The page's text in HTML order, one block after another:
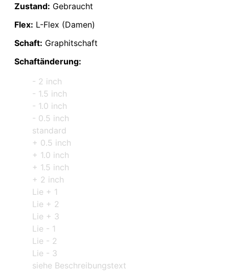
Zustand: Gebraucht
Flex: L-Flex (Damen)
Schaft: Graphitschaft
Schaftänderung:
- 2 inch
- 1.5 inch
- 1.0 inch
- 0.5 inch
standard
+ 0.5 inch
+ 1.0 inch
+ 1.5 inch
+ 2 inch
Lie + 1
Lie + 2
Lie + 3
Lie - 1
Lie - 2
Lie - 3
siehe Beschreibungstext